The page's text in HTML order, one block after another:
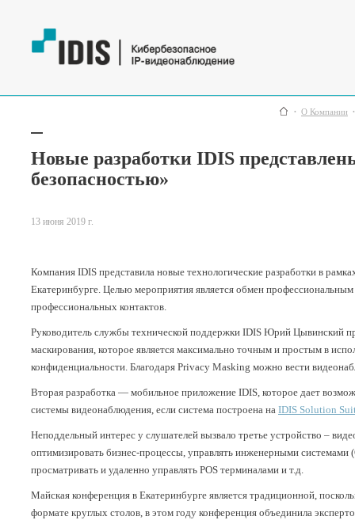
О Компании
Новые разработки IDIS
безопасностью»
13 июня 2019 г.
Компания IDIS представила новые технологические разработки в
Екатеринбурге. Целью мероприятия является обмен
профессиональных контактов.
Руководитель службы технической поддержки IDIS Юрий Цывинский
маскирования, которое является максимально точным и простым в
конфиденциальности. Благодаря Privacy Masking можно вести
Вторая разработка — мобильное приложение IDIS, которое дает
системы видеонаблюдения, если система построена на IDIS Solution
Неподдельный интерес у слушателей вызвало третье устройство –
оптимизировать бизнес-процессы, управлять инженерными
просматривать и удаленно управлять POS терминалами и т.д.
Майская конференция в Екатеринбурге является традиционной,
формате круглых столов, в этом году конференция объединила